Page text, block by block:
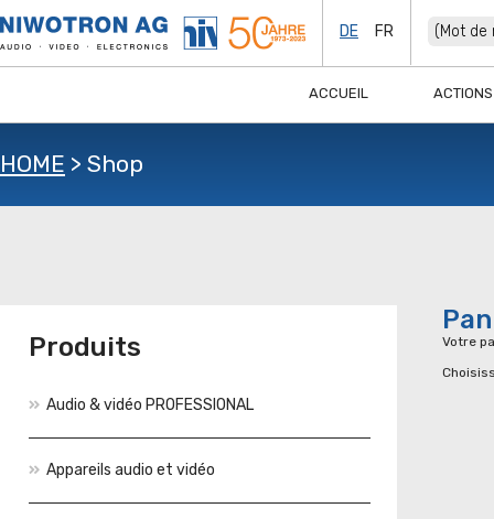
DE FR
ACCUEIL ACTIONS
HOME > Shop
Produits
Audio & vidéo PROFESSIONAL
Appareils audio et vidéo
Votre